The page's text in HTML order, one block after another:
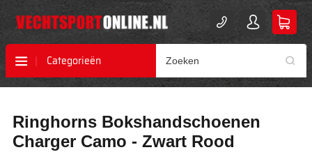
Categorieën
naar
het
einde
naar
het
begin
Ringhorns Bokshandschoenen
Charger Camo - Zwart Rood